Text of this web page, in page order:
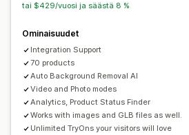
tai $429/vuosi ja säästä 8 %
Ominaisuudet
Integration Support
70 products
Auto Background Removal AI
Video and Photo modes
Analytics, Product Status Finder
Works with images and GLB files as well.
Unlimited TryOns your visitors will love